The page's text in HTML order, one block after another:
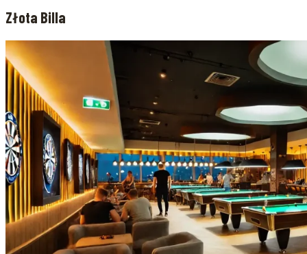
Złota Billa